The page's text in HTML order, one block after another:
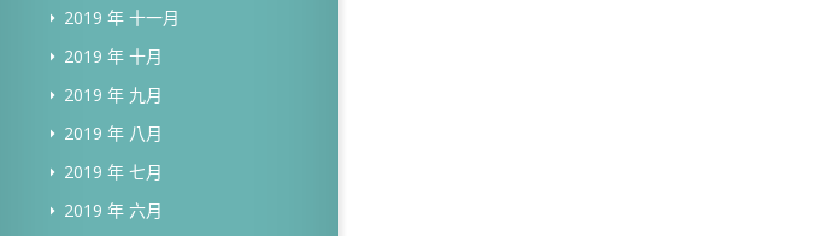
2019 年 十一月
2019 年 十月
2019 年 九月
2019 年 八月
2019 年 七月
2019 年 六月